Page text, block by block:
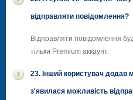
відправляти повідомлення?
Відправляти повідомлення
тільки Premium аккаунт.
23. Інший користувач додав
з'явилася можливість